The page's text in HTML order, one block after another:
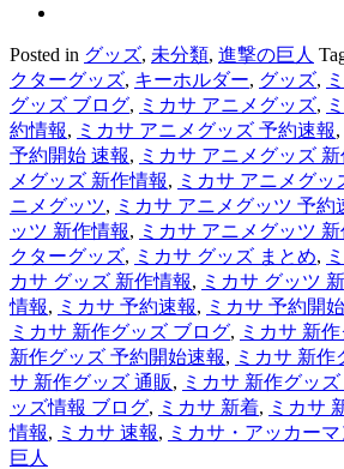
Posted in グッズ, 未分類, 進撃の巨人
クターグッズ, キーホルダー, グッズ,
グッズ ブログ, ミカサ アニメグッズ,
約情報, ミカサ アニメグッズ 予約速報,
予約開始 速報, ミカサ アニメグッズ
メグッズ 新作情報, ミカサ アニメグッ
ニメグッツ, ミカサ アニメグッツ 予約
ッツ 新作情報, ミカサ アニメグッツ
クターグッズ, ミカサ グッズ まとめ,
カサ グッズ 新作情報, ミカサ グッツ
情報, ミカサ 予約速報, ミカサ 予約開始
ミカサ 新作グッズ ブログ, ミカサ 新
新作グッズ 予約開始速報, ミカサ 新作
サ 新作グッズ 通販, ミカサ 新作グッズ
ッズ情報 ブログ, ミカサ 新着, ミカサ
情報, ミカサ 速報, ミカサ・アッカーマ
巨人